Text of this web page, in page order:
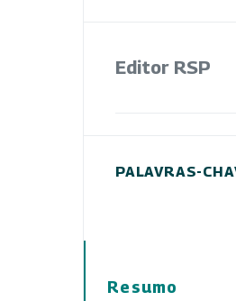
Editor RSP
PALAVRAS-
Resumo